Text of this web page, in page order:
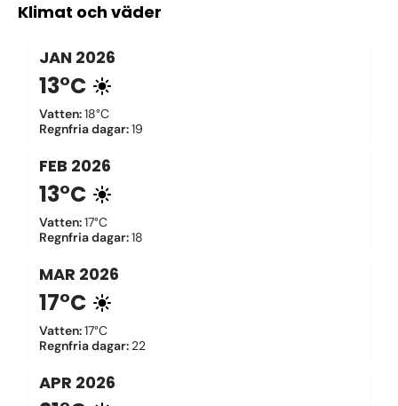
Klimat och väder
JAN 2026
13°C
Vatten:18°C
Regnfria dagar:19
FEB 2026
13°C
Vatten:17°C
Regnfria dagar:18
MAR 2026
17°C
Vatten:17°C
Regnfria dagar: 22
APR 2026